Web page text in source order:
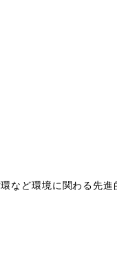
ど環境に関わる先進